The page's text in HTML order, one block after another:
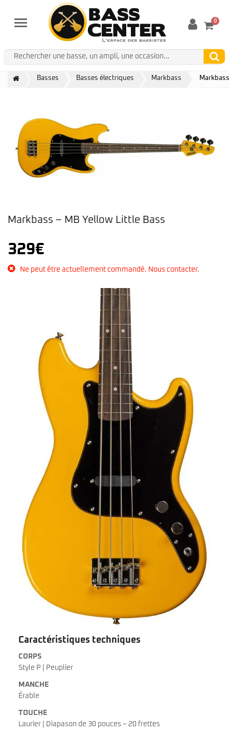
Menu 0
Basses Basses électriques Markbass
Markbass – MB Yellow Little Bass
329€
Ne peut être actuellement commandé. Nous contacter.
Caractéristiques techniques
CORPS
Style P | Peuplier
MANCHE
Érable
TOUCHE
Laurier | Diapason de 30 pouces – 20 frettes